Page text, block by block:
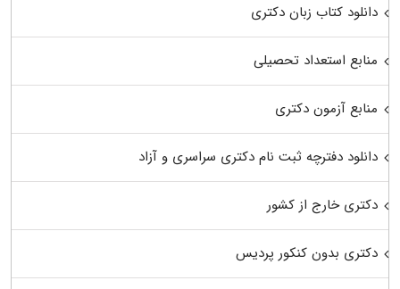
دانلود کتاب زبان دکتری
منابع استعداد تحصیلی
منابع آزمون دکتری
دانلود دفترچه ثبت نام دکتری سراسری و آزاد
دکتری خارج از کشور
دکتری بدون کنکور پردیس